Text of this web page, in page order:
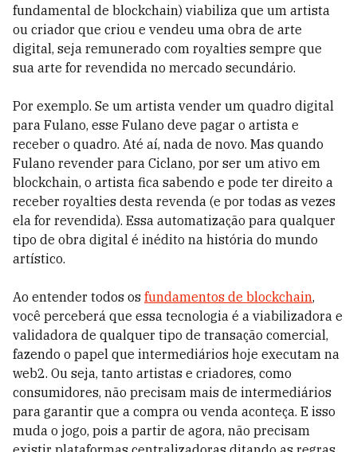
fundamental de blockchain) viabiliza que um artista
ou criador que criou e vendeu uma obra de arte
digital, seja remunerado com royalties sempre que
sua arte for revendida no mercado secundário.
Por exemplo. Se um artista vender um quadro digital
para Fulano, esse Fulano deve pagar o artista e
receber o quadro. Até aí, nada de novo. Mas quando
Fulano revender para Ciclano, por ser um ativo em
blockchain, o artista fica sabendo e pode ter direito a
receber royalties desta revenda (e por todas as vezes
ela for revendida). Essa automatização para qualquer
tipo de obra digital é inédito na história do mundo
artístico.
Ao entender todos os fundamentos de blockchain,
você perceberá que essa tecnologia é a viabilizadora e
validadora de qualquer tipo de transação comercial,
fazendo o papel que intermediários hoje executam na
web2. Ou seja, tanto artistas e criadores, como
consumidores, não precisam mais de intermediários
para garantir que a compra ou venda aconteça. E isso
muda o jogo, pois a partir de agora, não precisam